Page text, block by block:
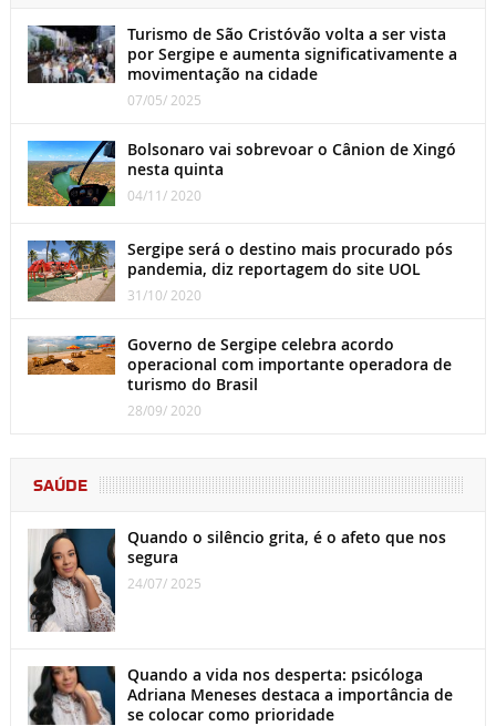
Turismo de São Cristóvão volta a ser vista
por Sergipe e aumenta significativamente a
movimentação na cidade
07/05/ 2025
Bolsonaro vai sobrevoar o Cânion de Xingó
nesta quinta
04/11/ 2020
Sergipe será o destino mais procurado pós
pandemia, diz reportagem do site UOL
31/10/ 2020
Governo de Sergipe celebra acordo
operacional com importante operadora de
turismo do Brasil
28/09/ 2020
SAÚDE
Quando o silêncio grita, é o afeto que nos
segura
24/07/ 2025
Quando a vida nos desperta: psicóloga
Adriana Meneses destaca a importância de
se colocar como prioridade